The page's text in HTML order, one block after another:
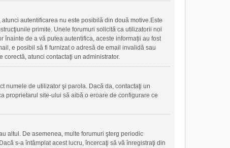
autentificarea nu este posibilă din două motive.Este
primite. Unele forumuri solicită ca utilizatorii noi
înainte de a vă putea autentifica, aceste informații au fost
e posibil să fi furnizat o adresă de email invalidă sau
corectă, atunci contactaţi un administrator.
numele de utilizator şi parola. Dacă da, contactaţi un
proprietarul site-ului să aibă o eroare de configurare ce
altul. De asemenea, multe forumuri şterg periodic
s-a întâmplat acest lucru, încercaţi să vă înregistraţi din